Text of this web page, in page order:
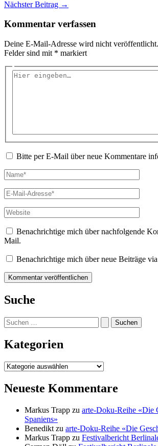
Nächster Beitrag →
Kommentar verfassen
Deine E-Mail-Adresse wird nicht veröffentlicht.
Felder sind mit * markiert
Hier
Bitte per E-Mail über neue Kommentare
Name*
E-
Mail-
Adresse*
Website
Benachrichtige mich über nachfolgende
Mail.
Benachrichtige mich über neue Beiträge
Suche
Suchen
nach:
Kategorien
Kategorien
Neueste Kommentare
Markus Trapp zu arte-Doku-Reihe «Die
Spaniens»
Benedikt zu arte-Doku-Reihe «Die
Markus Trapp zu Festivalbericht